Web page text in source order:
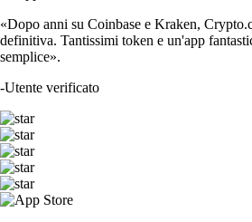
«Dopo anni su Coinbase e Kraken,
definitiva. Tantissimi token e un'app
semplice».
-Utente verificato